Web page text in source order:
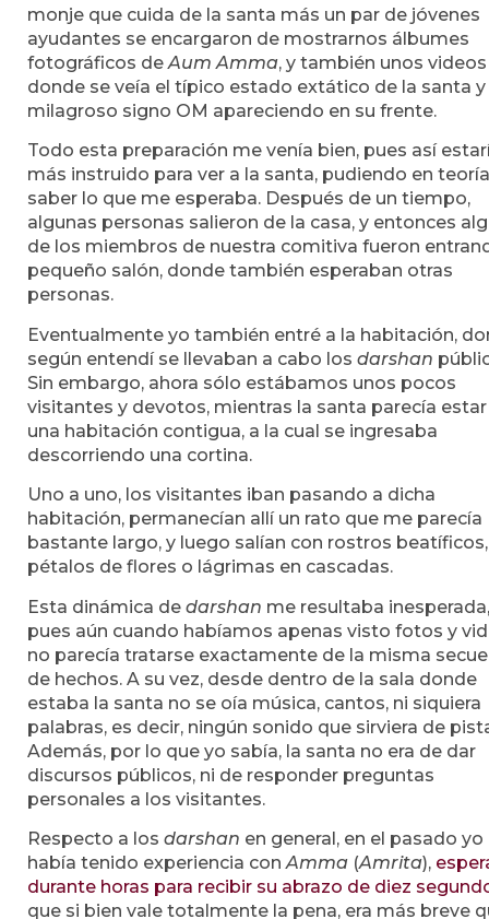
monje que cuida de la santa más un par de jóvenes
ayudantes se encargaron de mostrarnos álbumes
fotográficos deAum Amma, y también unos videos
donde se veía el típico estado extático de la santa y
milagroso signo OM apareciendo en su frente.
Todo esta preparación me venía bien, pues así
más instruido para ver a la santa, pudiendo en teoría
saber lo que me esperaba. Después de un tiempo,
algunas personas salieron de la casa, y entonces
de los miembros de nuestra comitiva fueron
pequeño salón, donde también esperaban otras
personas.
Eventualmente yo también entré a la habitación,
según entendí se llevaban a cabo los darshan
Sin embargo, ahora sólo estábamos unos pocos
visitantes y devotos, mientras la santa parecía
una habitación contigua, a la cual se ingresaba
descorriendo una cortina.
Uno a uno, los visitantes iban pasando a dicha
habitación, permanecían allí un rato que me parecía
bastante largo, y luego salían con rostros beatíficos,
pétalos de flores o lágrimas en cascadas.
Esta dinámica de darshan me resultaba inesperada,
pues aún cuando habíamos apenas visto fotos y
no parecía tratarse exactamente de la misma
de hechos. A su vez, desde dentro de la sala donde
estaba la santa no se oía música, cantos, ni siquiera
palabras, es decir, ningún sonido que sirviera de
Además, por lo que yo sabía, la santa no era de dar
discursos públicos, ni de responder preguntas
personales a los visitantes.
Respecto a los darshan en general, en el pasado yo
había tenido experiencia conAmma (Amrita),
durante horas para recibir su abrazo de diez
que si bien vale totalmente la pena, era más breve